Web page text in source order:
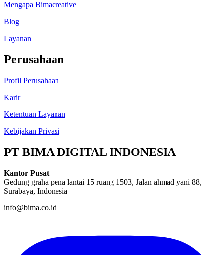
Mengapa Bimacreative
Blog
Layanan
Perusahaan
Profil Perusahaan
Karir
Ketentuan Layanan
Kebijakan Privasi
PT BIMA DIGITAL INDONESIA
Kantor Pusat
Gedung graha pena lantai 15 ruang 1503, Jalan ahmad yani 88,
Surabaya, Indonesia
info@bima.co.id